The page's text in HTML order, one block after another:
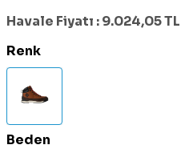
Havale Fiyatı :9.024,05TL
Renk
Beden